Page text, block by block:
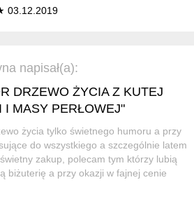
napisał(a):
DRZEWO ŻYCIA Z KUTEJ
I MASY PERŁOWEJ"
życia tylko świetnego humoru a przy
do wszystkiego a szczególnie latem
zakup, polecam tym którzy lubią
biżuterię a przy okazji w fajnej cenie